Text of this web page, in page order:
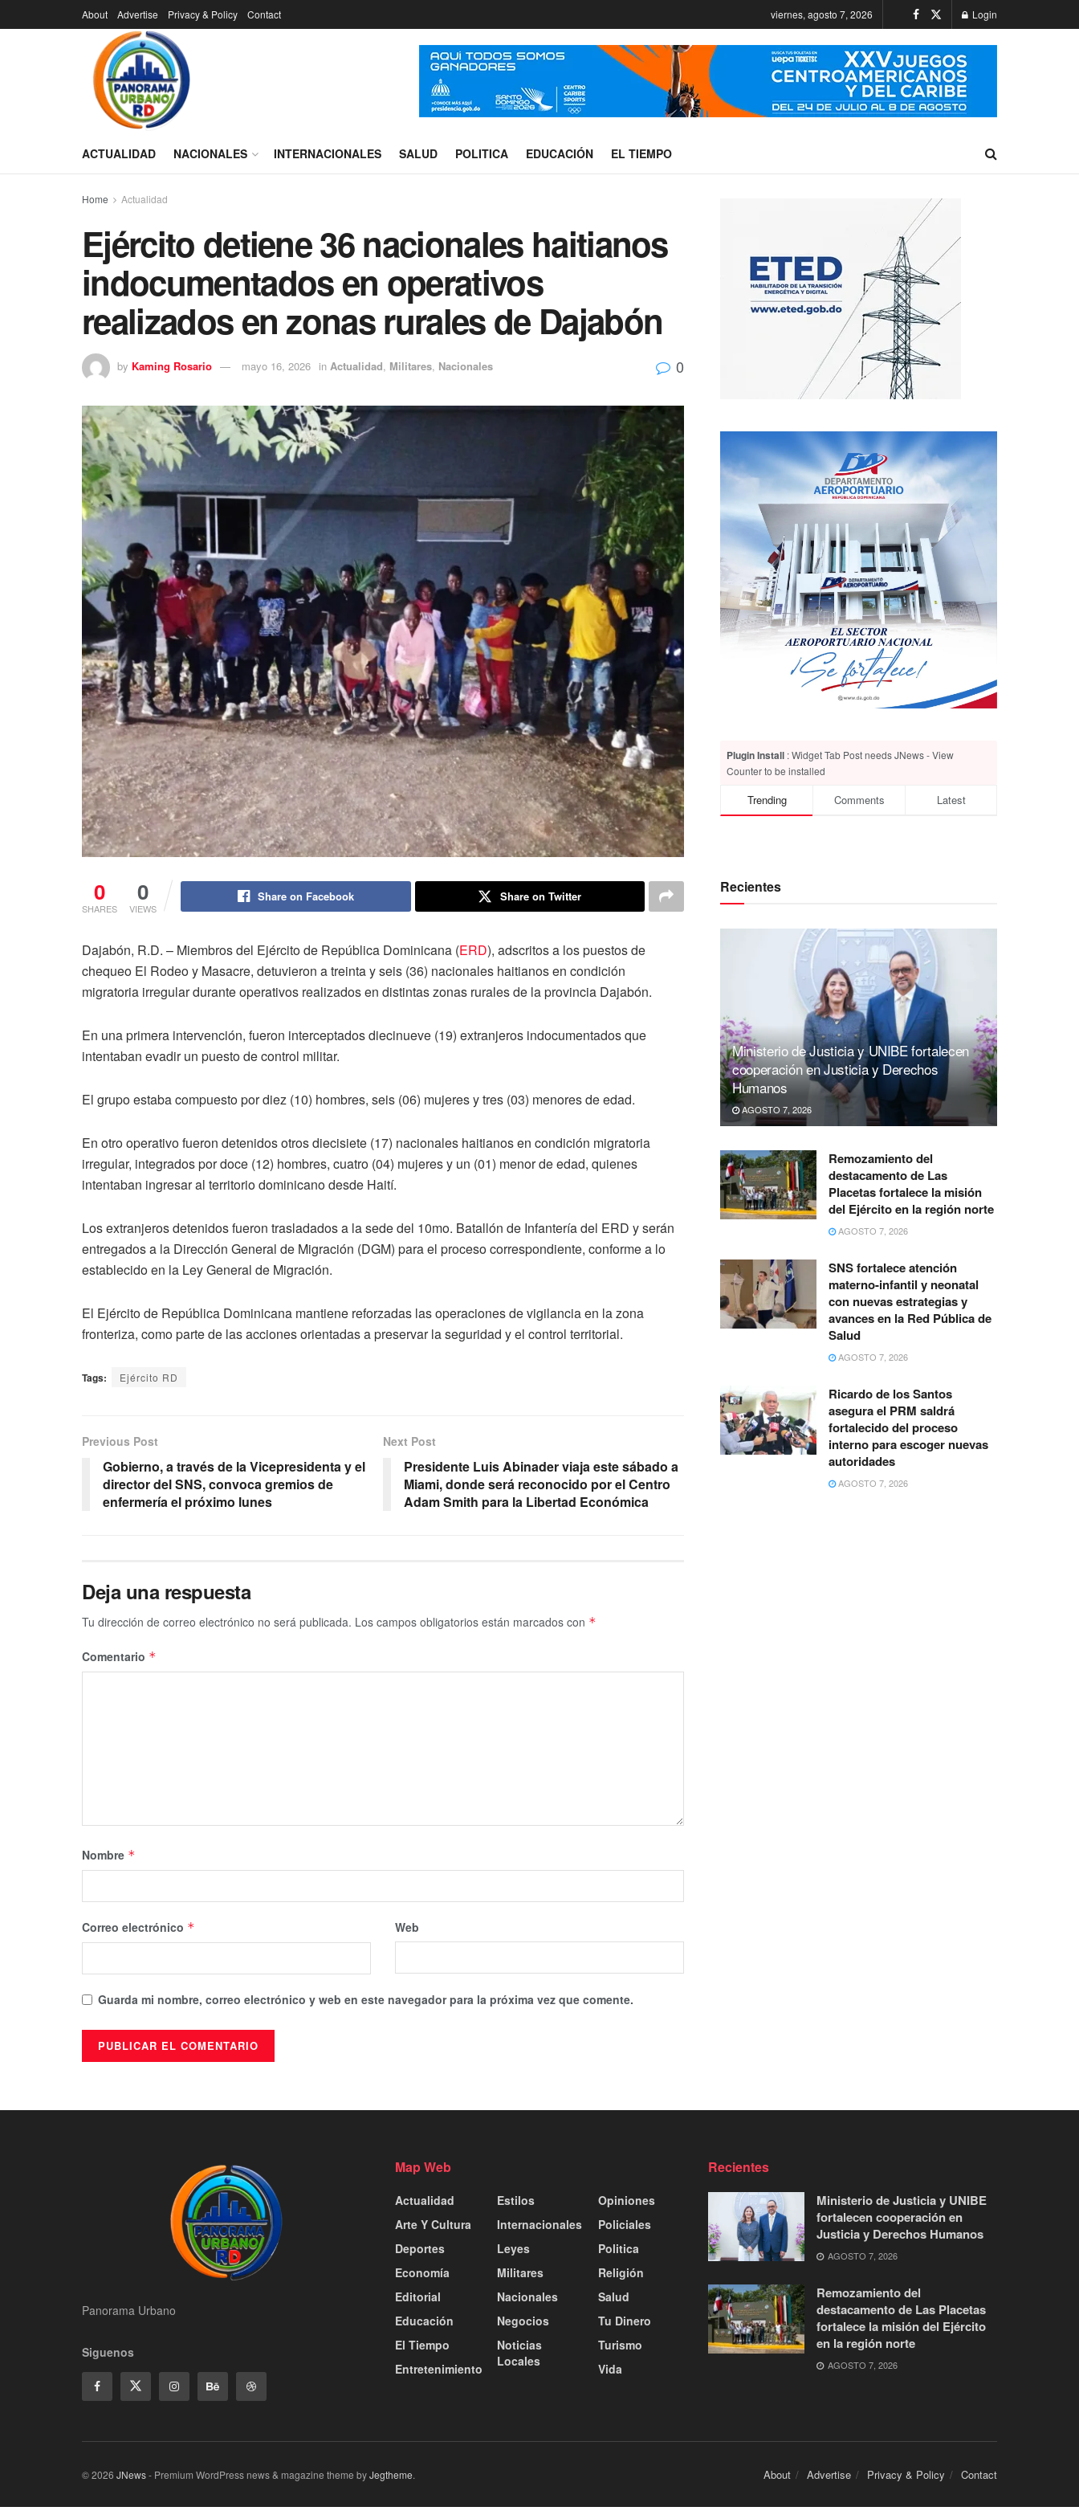
About Advertise Privacy & Policy Contact viernes, agosto 7, 2026 Login
ACTUALIDAD NACIONALES INTERNACIONALES SALUD POLITICA EDUCACIÓN EL TIEMPO
Home Actualidad
Ejército detiene 36 nacionales haitianos
indocumentados en operativos
realizados en zonas rurales de Dajabón
by Kaming Rosario mayo 16, 2026 in Actualidad, Militares, Nacionales 0
0
SHARES
0
VIEWS
Share on Facebook Share on Twitter
Dajabón, R.D. – Miembros del Ejército de República Dominicana (ERD), adscritos a los puestos de
chequeo El Rodeo y Masacre, detuvieron a treinta y seis (36) nacionales haitianos en condición
migratoria irregular durante operativos realizados en distintas zonas rurales de la provincia Dajabón.
En una primera intervención, fueron interceptados diecinueve (19) extranjeros indocumentados que
intentaban evadir un puesto de control militar.
El grupo estaba compuesto por diez (10) hombres, seis (06) mujeres y tres (03) menores de edad.
En otro operativo fueron detenidos otros diecisiete (17) nacionales haitianos en condición migratoria
irregular, integrados por doce (12) hombres, cuatro (04) mujeres y un (01) menor de edad, quienes
intentaban ingresar al territorio dominicano desde Haití.
Los extranjeros detenidos fueron trasladados a la sede del 10mo. Batallón de Infantería del ERD y serán
entregados a la Dirección General de Migración (DGM) para el proceso correspondiente, conforme a lo
establecido en la Ley General de Migración.
El Ejército de República Dominicana mantiene reforzadas las operaciones de vigilancia en la zona
fronteriza, como parte de las acciones orientadas a preservar la seguridad y el control territorial.
Tags: Ejército RD
Previous Post
Gobierno, a través de la Vicepresidenta y el
director del SNS, convoca gremios de
enfermería el próximo lunes
Next Post
Presidente Luis Abinader viaja este sábado a
Miami, donde será reconocido por el Centro
Adam Smith para la Libertad Económica
Deja una respuesta
Tu dirección de correo electrónico no será publicada. Los campos obligatorios están marcados con *
Comentario *
Nombre *
Correo electrónico * Web
Guarda mi nombre, correo electrónico y web en este navegador para la próxima vez que comente.
Plugin Install : Widget Tab Post needs JNews - View
Counter to be installed
Trending Comments Latest
Recientes
Ministerio de Justicia y UNIBE fortalecen
cooperación en Justicia y Derechos
Humanos
AGOSTO 7, 2026
Remozamiento del
destacamento de Las
Placetas fortalece la misión
del Ejército en la región norte
AGOSTO 7, 2026
SNS fortalece atención
materno-infantil y neonatal
con nuevas estrategias y
avances en la Red Pública de
Salud
AGOSTO 7, 2026
Ricardo de los Santos
asegura el PRM saldrá
fortalecido del proceso
interno para escoger nuevas
autoridades
AGOSTO 7, 2026
Panorama Urbano
Siguenos
Map Web
Actualidad
Arte Y Cultura
Deportes
Economía
Editorial
Educación
El Tiempo
Entretenimiento
Estilos
Internacionales
Leyes
Militares
Nacionales
Negocios
Noticias
Locales
Opiniones
Policiales
Politica
Religión
Salud
Tu Dinero
Turismo
Vida
Recientes
Ministerio de Justicia y UNIBE
fortalecen cooperación en
Justicia y Derechos Humanos
AGOSTO 7, 2026
Remozamiento del
destacamento de Las Placetas
fortalece la misión del Ejército
en la región norte
AGOSTO 7, 2026
About Advertise Privacy & Policy Contact
© 2026 JNews- Premium WordPress news & magazine theme byJegtheme.